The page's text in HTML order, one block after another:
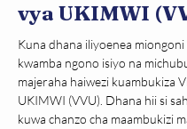
vya UKIMWI
Kuna dhana iliyoenea
kwamba ngono isiyo na
majeraha haiwezi kuambukiza
UKIMWI (VVU). Dhana hii si
kuwa chanzo cha maambukizi